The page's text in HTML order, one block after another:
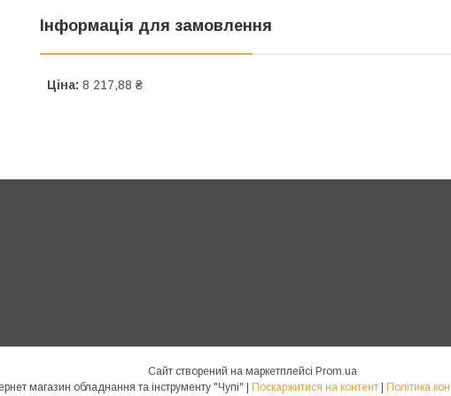
Інформація для замовлення
Ціна: 8 217,88 ₴
Сайт створений на маркетплейсі Prom.ua
Інтернет магазин обладнання та інструменту "Чупі" | Поскаржитися на контент | Політика